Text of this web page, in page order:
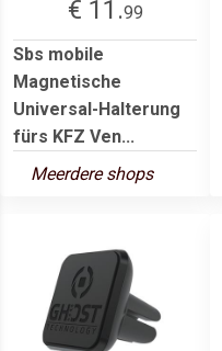
€ 11.99
Sbs mobile
Magnetische
Universal-Halterung
fürs KFZ Ven...
Meerdere shops